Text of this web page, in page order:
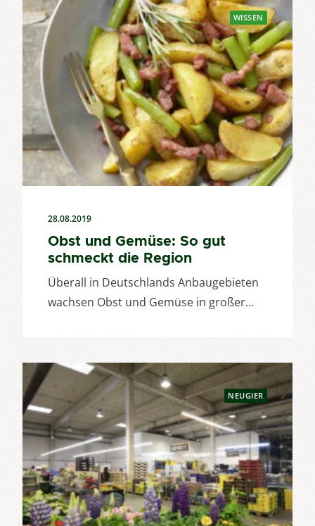
WISSEN
28.08.2019
Obst und Gemüse: So gut
schmeckt die Region
Überall in Deutschlands Anbaugebieten
wachsen Obst und Gemüse in großer…
NEUGIER